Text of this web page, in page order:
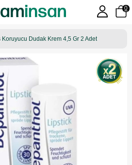
0
Koruyucu Dudak Krem 4,5 Gr 2 Adet